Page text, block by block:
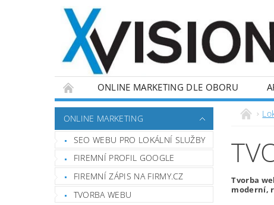
ONLINE MARKETING DLE OBORU
ONLINE MARKETING
SEO WEBU PRO LOKÁLNÍ SLUŽBY
FIREMNÍ PROFIL GOOGLE
FIREMNÍ ZÁPIS NA FIRMY.CZ
TVORBA WEBU
Tvorba
moderní,